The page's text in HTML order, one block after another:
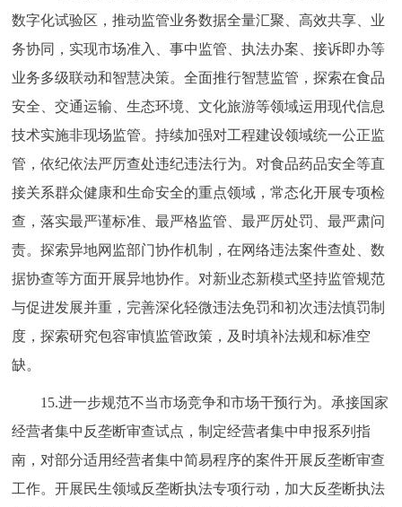
数字化试验区，推动监管业务数据全量汇聚、高效共享、业
务协同，实现市场准入、事中监管、执法办案、接诉即办等
业务多级联动和智慧决策。全面推行智慧监管，探索在食品
安全、交通运输、生态环境、文化旅游等领域运用现代信息
技术实施非现场监管。持续加强对工程建设领域统一公正监
管，依纪依法严厉查处违纪违法行为。对食品药品安全等直
接关系群众健康和生命安全的重点领域，常态化开展专项检
查，落实最严谨标准、最严格监管、最严厉处罚、最严肃问
责。探索异地网监部门协作机制，在网络违法案件查处、数
据协查等方面开展异地协作。对新业态新模式坚持监管规范
与促进发展并重，完善深化轻微违法免罚和初次违法慎罚制
度，探索研究包容审慎监管政策，及时填补法规和标准空
缺。
15.进一步规范不当市场竞争和市场干预行为。承接国家
经营者集中反垄断审查试点，制定经营者集中申报系列指
南，对部分适用经营者集中简易程序的案件开展反垄断审查
工作。开展民生领域反垄断执法专项行动，加大反垄断执法